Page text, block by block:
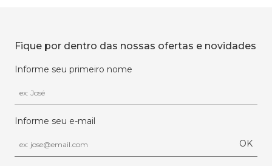
Fique por dentro das nossas ofertas e novidades
Informe seu primeiro nome
Informe seu e-mail
OK